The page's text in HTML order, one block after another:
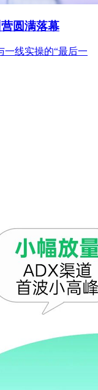
圆满落幕
一线实操的“最后一